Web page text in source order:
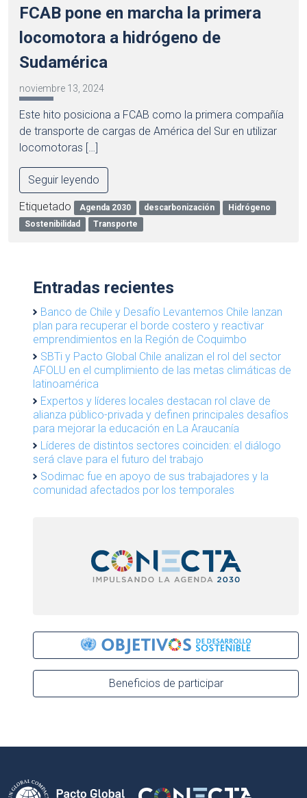
FCAB pone en marcha la primera
locomotora a hidrógeno de
Sudamérica
noviembre 13, 2024
Este hito posiciona a FCAB como la primera compañía
de transporte de cargas de América del Sur en utilizar
locomotoras […]
Seguir leyendo
Etiquetado Agenda 2030 descarbonización
Hidrógeno
Sostenibilidad
Transporte
Entradas recientes
Banco de Chile y Desafío Levantemos Chile lanzan
plan para recuperar el borde costero y reactivar
emprendimientos en la Región de Coquimbo
SBTi y Pacto Global Chile analizan el rol del sector
AFOLU en el cumplimiento de las metas climáticas de
latinoamérica
Expertos y líderes locales destacan rol clave de
alianza público-privada y definen principales desafíos
para mejorar la educación en La Araucanía
Líderes de distintos sectores coinciden: el diálogo
será clave para el futuro del trabajo
Sodimac fue en apoyo de sus trabajadores y la
comunidad afectados por los temporales
Beneficios de participar